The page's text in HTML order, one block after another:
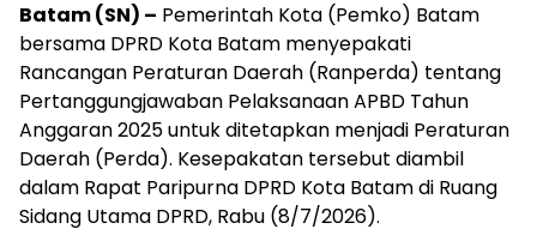
Batam (SN) – Pemerintah Kota (Pemko) Batam
bersama DPRD Kota Batam menyepakati
Rancangan Peraturan Daerah (Ranperda) tentang
Pertanggungjawaban Pelaksanaan APBD Tahun
Anggaran 2025 untuk ditetapkan menjadi Peraturan
Daerah (Perda). Kesepakatan tersebut diambil
dalam Rapat Paripurna DPRD Kota Batam di Ruang
Sidang Utama DPRD, Rabu (8/7/2026).